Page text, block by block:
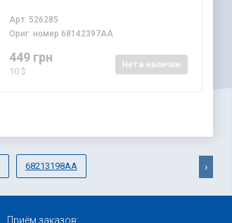
Арт. 526285
Ориг. номер 68142397AA
449 грн
10 $
Нет в наличии
68213198AA ›
Приём заказов: